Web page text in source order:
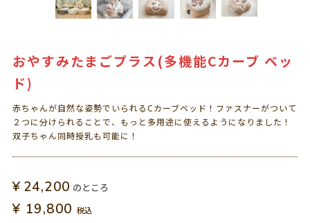
赤ちゃんが自然な姿勢でいられるCカーブベッド！ファスナーがついて
２つに分けられることで、もっと多用途に使えるようになりました！
双子ちゃん同時授乳も可能に！
おやすみたまごプラス(多機能Cカーブ ベッ
ド)
¥ 24,200 のところ
¥ 19,800 税込